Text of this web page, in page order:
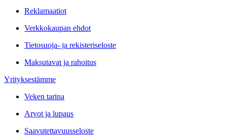
Reklamaatiot
Verkkokaupan ehdot
Tietosuoja- ja rekisteriseloste
Maksutavat ja rahoitus
Yrityksestämme
Veken tarina
Arvot ja lupaus
Saavutettavuusseloste